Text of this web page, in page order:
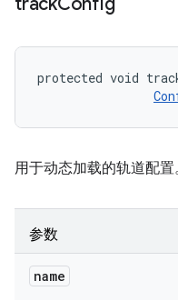
protected void
用于动态加载的轨道配置
参数
name